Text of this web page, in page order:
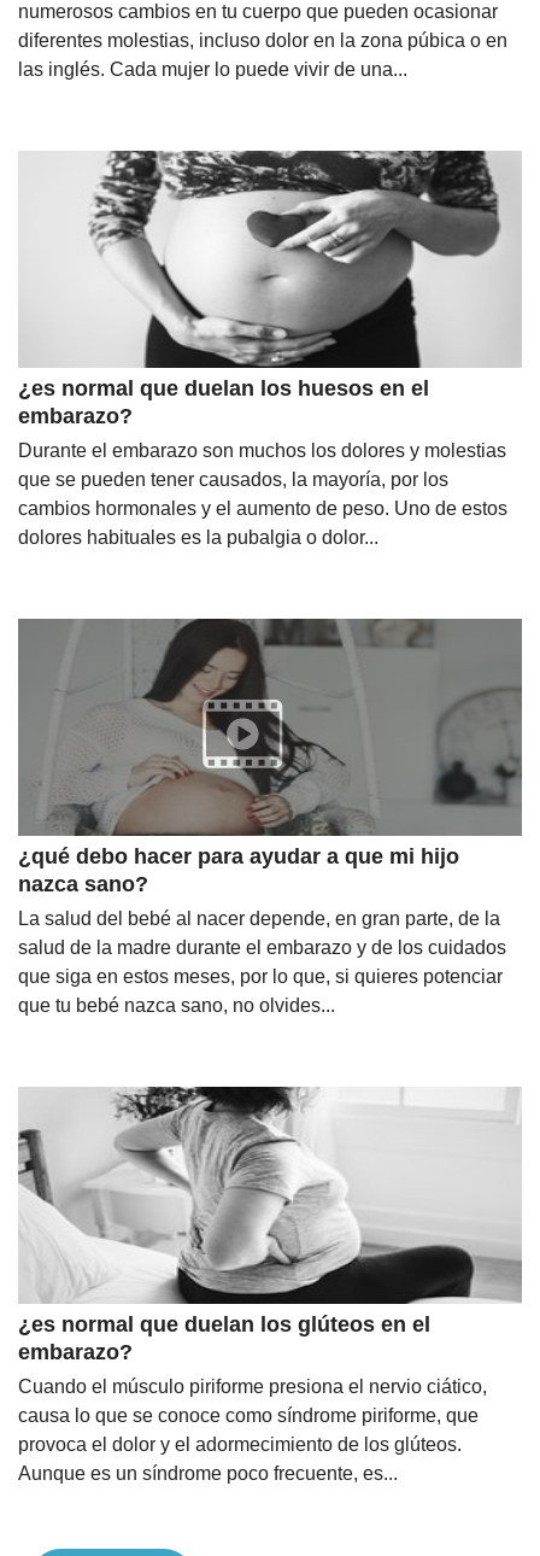
numerosos cambios en tu cuerpo que pueden ocasionar
diferentes molestias, incluso dolor en la zona púbica o en
las inglés. Cada mujer lo puede vivir de una...
¿es normal que duelan los huesos en el
embarazo?
Durante el embarazo son muchos los dolores y molestias
que se pueden tener causados, la mayoría, por los
cambios hormonales y el aumento de peso. Uno de estos
dolores habituales es la pubalgia o dolor...
¿qué debo hacer para ayudar a que mi hijo
nazca sano?
La salud del bebé al nacer depende, en gran parte, de la
salud de la madre durante el embarazo y de los cuidados
que siga en estos meses, por lo que, si quieres potenciar
que tu bebé nazca sano, no olvides...
¿es normal que duelan los glúteos en el
embarazo?
Cuando el músculo piriforme presiona el nervio ciático,
causa lo que se conoce como síndrome piriforme, que
provoca el dolor y el adormecimiento de los glúteos.
Aunque es un síndrome poco frecuente, es...